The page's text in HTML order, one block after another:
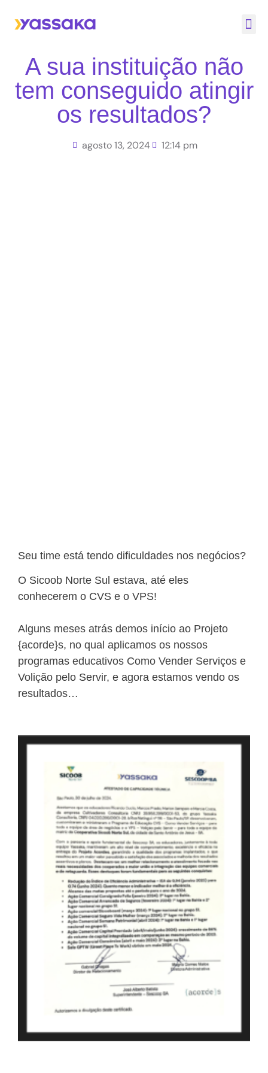
A sua instituição não
tem conseguido atingir
os resultados?
agosto 13, 2024 12:14 pm
Seu time está tendo dificuldades nos negócios?
O Sicoob Norte Sul estava, até eles
conhecerem o CVS e o VPS!
Alguns meses atrás demos início ao Projeto
{acorde}s, no qual aplicamos os nossos
programas educativos Como Vender Serviços e
Volição pelo Servir, e agora estamos vendo os
resultados…